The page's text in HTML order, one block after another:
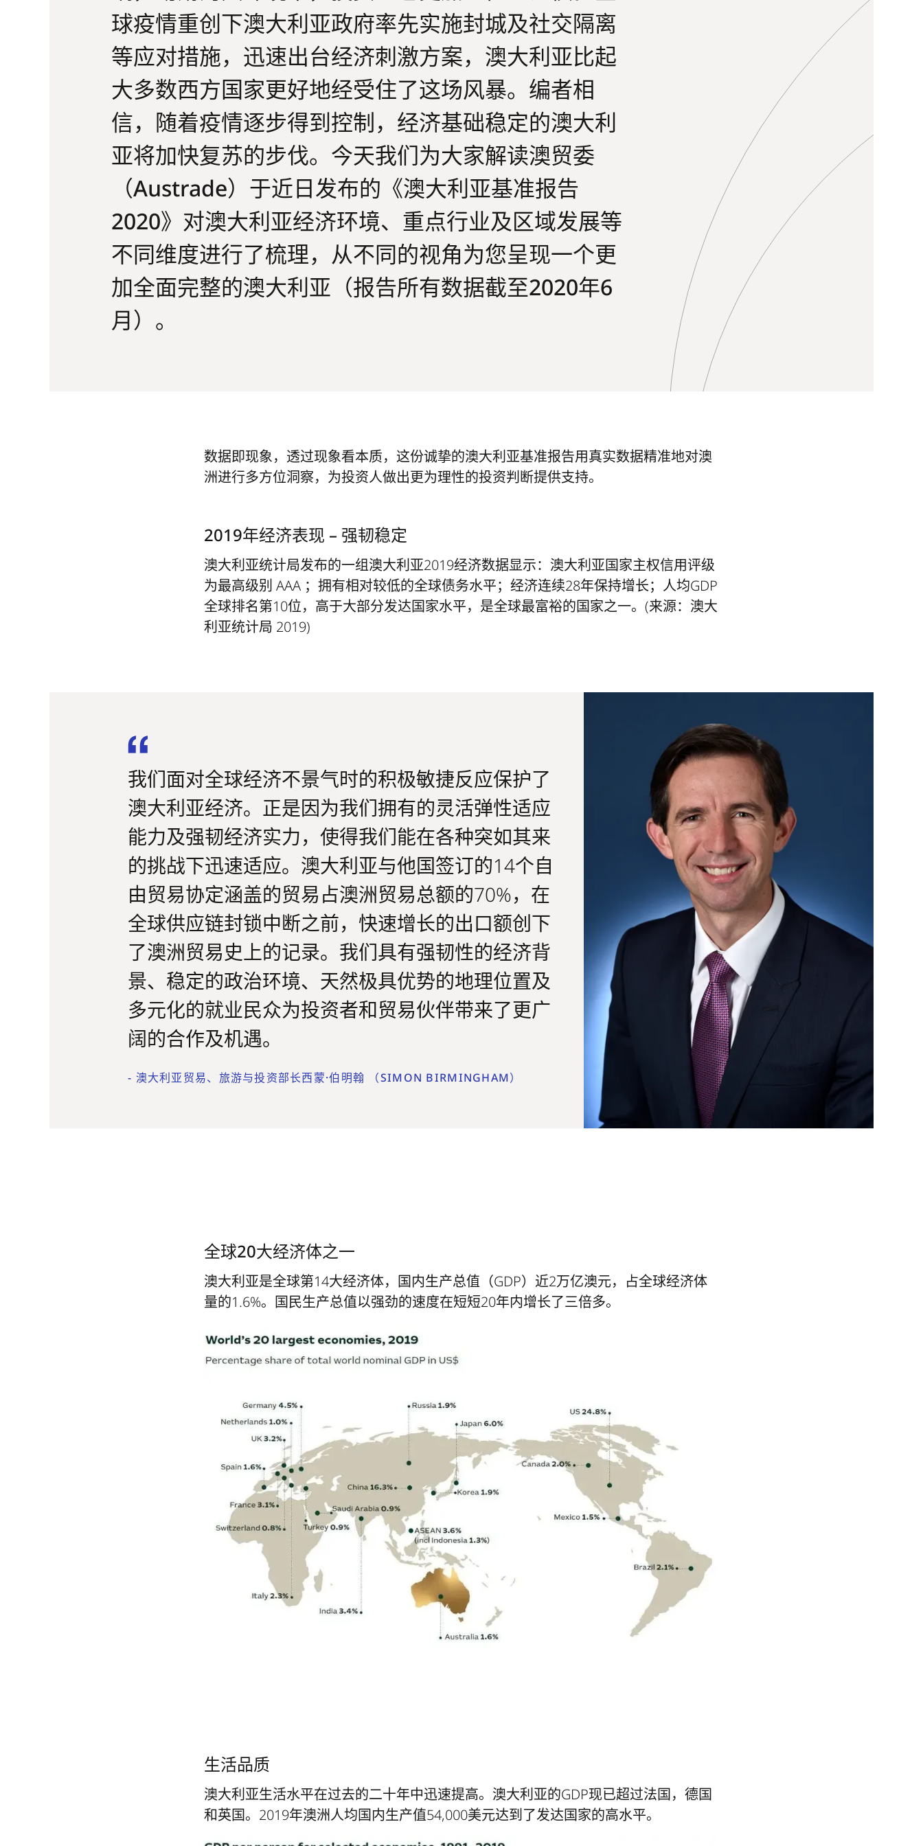
球疫情重创下澳大利亚政府率先实施封城及社交隔离
等应对措施，迅速出台经济刺激方案，澳大利亚比起
大多数西方国家更好地经受住了这场风暴。编者相
信，随着疫情逐步得到控制，经济基础稳定的澳大利
亚将加快复苏的步伐。今天我们为大家解读澳贸委
（Austrade）于近日发布的《澳大利亚基准报告
2020》对澳大利亚经济环境、重点行业及区域发展等
不同维度进行了梳理，从不同的视角为您呈现一个更
加全面完整的澳大利亚（报告所有数据截至2020年6
月）。
数据即现象，透过现象看本质，这份诚挚的澳大利亚基准报告用真实数据精准地对澳
洲进行多方位洞察，为投资人做出更为理性的投资判断提供支持。
2019年经济表现 – 强韧稳定
澳大利亚统计局发布的一组澳大利亚2019经济数据显示：澳大利亚国家主权信用评级
为最高级别 AAA ；拥有相对较低的全球债务水平；经济连续28年保持增长；人均GDP
全球排名第10位，高于大部分发达国家水平，是全球最富裕的国家之一。(来源：澳大
利亚统计局 2019)
我们面对全球经济不景气时的积极敏捷反应保护了
澳大利亚经济。正是因为我们拥有的灵活弹性适应
能力及强韧经济实力，使得我们能在各种突如其来
的挑战下迅速适应。澳大利亚与他国签订的14个自
由贸易协定涵盖的贸易占澳洲贸易总额的70%，在
全球供应链封锁中断之前，快速增长的出口额创下
了澳洲贸易史上的记录。我们具有强韧性的经济背
景、稳定的政治环境、天然极具优势的地理位置及
多元化的就业民众为投资者和贸易伙伴带来了更广
阔的合作及机遇。
- 澳大利亚贸易、旅游与投资部长西蒙·伯明翰 （SIMON BIRMINGHAM）
全球20大经济体之一
澳大利亚是全球第14大经济体，国内生产总值（GDP）近2万亿澳元，占全球经济体
量的1.6%。国民生产总值以强劲的速度在短短20年内增长了三倍多。
生活品质
澳大利亚生活水平在过去的二十年中迅速提高。澳大利亚的GDP现已超过法国，德国
和英国。2019年澳洲人均国内生产值54,000美元达到了发达国家的高水平。